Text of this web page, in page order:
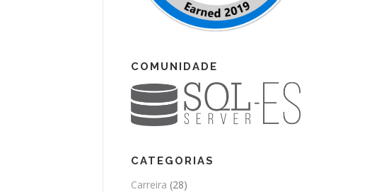
COMUNIDADE
CATEGORIAS
Carreira (28)